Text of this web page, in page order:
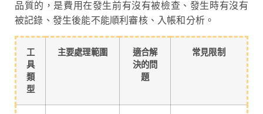
品質的，是費用在發生前有沒有被檢查、發生時有沒有
被記錄、發生後能不能順利審核、入帳和分析。
工
具
類
型
主要處理範圍
適合解
決的問
題
常見限制